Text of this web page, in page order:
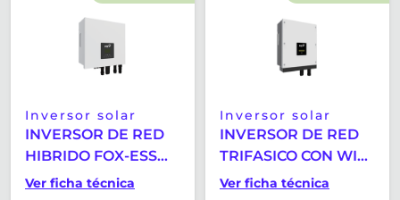
Inversor solar
INVERSOR DE RED
HIBRIDO FOX-ESS
H1-3.7K
Ver ficha técnica
Inversor solar
INVERSOR DE RED
TRIFASICO CON WIFI
FOX-ESS T3 3KW
Ver ficha técnica